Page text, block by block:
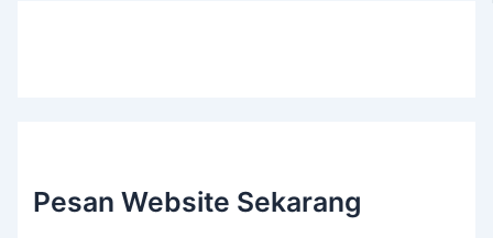
Pesan Website Sekarang